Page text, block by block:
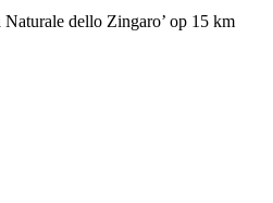
dello Zingaro’ op 15 km